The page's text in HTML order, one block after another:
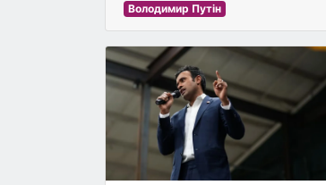
Володимир Путін